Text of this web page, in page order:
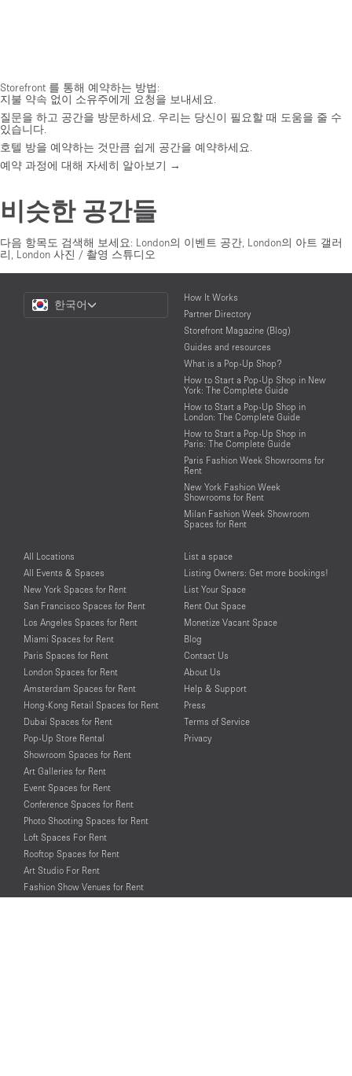
Storefront 를 통해 예약하는 방법:
지불 약속 없이 소유주에게 요청을 보내세요.
질문을 하고 공간을 방문하세요. 우리는 당신이 필요할 때 도움을 줄 수
있습니다.
호텔 방을 예약하는 것만큼 쉽게 공간을 예약하세요.
예약 과정에 대해 자세히 알아보기 →
비슷한 공간들
다음 항목도 검색해 보세요: London의 이벤트 공간 London의 아트 갤러
리
London 사진 / 촬영 스튜디오
Choose
Language
한국어
How It Works
Partner Directory
Storefront Magazine (Blog)
Guides and resources
What is a Pop-Up Shop?
How to Start a Pop-Up Shop in New
York: The Complete Guide
How to Start a Pop-Up Shop in
London: The Complete Guide
How to Start a Pop-Up Shop in
Paris: The Complete Guide
Paris Fashion Week Showrooms for
Rent
New York Fashion Week
Showrooms for Rent
Milan Fashion Week Showroom
Spaces for Rent
All Locations
All Events & Spaces
New York Spaces for Rent
San Francisco Spaces for Rent
Los Angeles Spaces for Rent
Miami Spaces for Rent
Paris Spaces for Rent
London Spaces for Rent
Amsterdam Spaces for Rent
Hong-Kong Retail Spaces for Rent
Dubai Spaces for Rent
Pop-Up Store Rental
Showroom Spaces for Rent
Art Galleries for Rent
Event Spaces for Rent
Conference Spaces for Rent
Photo Shooting Spaces for Rent
Loft Spaces For Rent
Rooftop Spaces for Rent
Art Studio For Rent
Fashion Show Venues for Rent
List a space
Listing Owners: Get more bookings!
List Your Space
Rent Out Space
Monetize Vacant Space
Blog
Contact Us
About Us
Help & Support
Press
Terms of Service
Privacy